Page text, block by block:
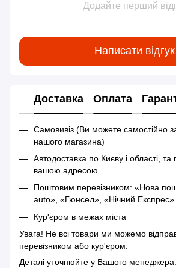
Додайте перший
Написати відгук
Доставка Оплата
Самовивіз (Ви можете самостійно
нашого магазина)
Автодоставка по Києву і області, та
вашою адресою
Поштовим перевізником: «Нова
auto», «Гюнсел», «Нічний Експрес»
Кур'єром в межах міста
Увага! Не всі товари ми можемо
перевізником або кур'єром.
Деталі уточнюйте у Вашого менеджера.